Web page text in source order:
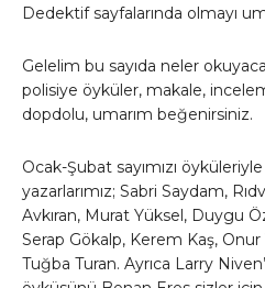
Dedektif sayfalarında olmayı
Gelelim bu sayıda neler
polisiye öyküler, makale,
dopdolu, umarım beğenirsiniz.
Ocak-Şubat sayımızı
yazarlarımız; Sabri Saydam,
Avkıran, Murat Yüksel, Duygu
Serap Gökalp, Kerem Kaş, Onur
Tuğba Turan. Ayrıca Larry